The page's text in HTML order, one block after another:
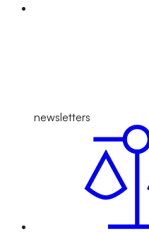
newsletters